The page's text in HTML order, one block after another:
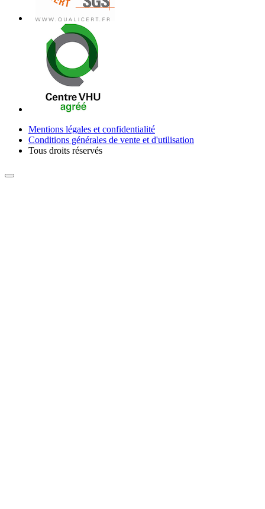
Mentions légales et confidentialité
Conditions générales de vente et d'utilisation
Tous droits réservés